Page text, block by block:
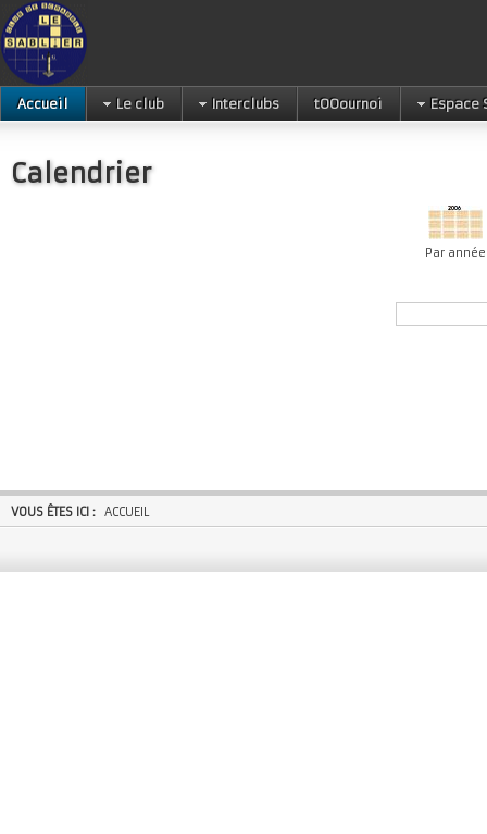
Accueil Le club Interclubs tOOournoi Espace
Calendrier
Par année
VOUS ÊTES ICI : ACCUEIL